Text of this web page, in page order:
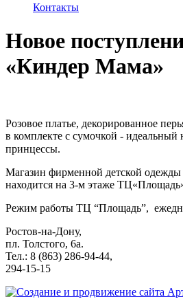
Контакты
Новое
«Киндер Мама»
Розовое платье, декорированное
в комплекте с сумочкой - идеальный
принцессы. ⠀
Магазин фирменной детской одежды
находится на 3-м этаже
Режим работы ТЦ “Площадь”,
Ростов-на-Дону,
пл. Толстого, 6a.
Тел.: 8 (863) 286-94-44,
294-15-15